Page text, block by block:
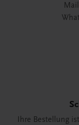
Ihre Bestellung